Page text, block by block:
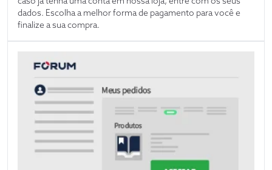
dados. Escolha a melhor forma de pagamento para você e
finalize a sua compra.